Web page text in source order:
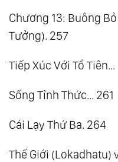
Chương 13: Buông
Tưởng). 257
Tiếp Xúc Với Tổ
Sống Tỉnh Thức... 261
Cái Lạy Thứ Ba. 264
Thế Giới (Lokadhatu)